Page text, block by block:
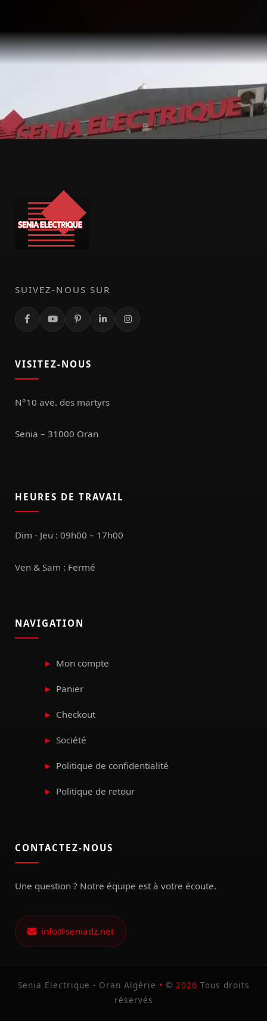
SUIVEZ-NOUS SUR
VISITEZ-NOUS
N°10 ave. des martyrs
Senia – 31000 Oran
HEURES DE TRAVAIL
Dim - Jeu : 09h00 – 17h00
Ven & Sam : Fermé
NAVIGATION
Mon compte
Panier
Checkout
Société
Politique de confidentialité
Politique de retour
CONTACTEZ-NOUS
Une question ? Notre équipe est à votre écoute.
info@seniadz.net
Senia Electrique - Oran Algérie • © 2026 Tous droits
réservés